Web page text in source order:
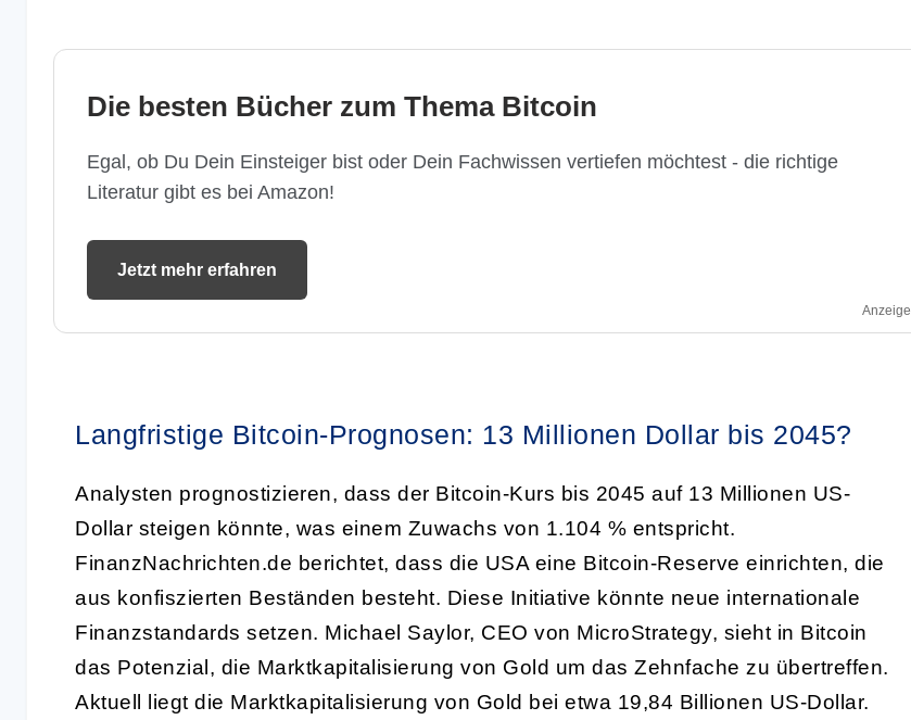
Die besten Bücher zum Thema Bitcoin
Egal, ob Du Dein Einsteiger bist oder Dein Fachwissen vertiefen möchtest - die richtige
Literatur gibt es bei Amazon!
Jetzt mehr erfahren
Anzeige
Langfristige Bitcoin-Prognosen: 13 Millionen Dollar bis 2045?
Analysten prognostizieren, dass der Bitcoin-Kurs bis 2045 auf 13 Millionen US-
Dollar steigen könnte, was einem Zuwachs von 1.104 % entspricht.
FinanzNachrichten.de berichtet, dass die USA eine Bitcoin-Reserve einrichten, die
aus konfiszierten Beständen besteht. Diese Initiative könnte neue internationale
Finanzstandards setzen. Michael Saylor, CEO von MicroStrategy, sieht in Bitcoin
das Potenzial, die Marktkapitalisierung von Gold um das Zehnfache zu übertreffen.
Aktuell liegt die Marktkapitalisierung von Gold bei etwa 19,84 Billionen US-Dollar.